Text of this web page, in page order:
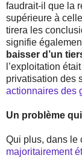
faudrait-il que la
supérieure à
tirera les
signifie
baisser d’un
l’exploitation
privatisation des
actionnaires des
Un problème
Qui plus, dans le
majoritairement